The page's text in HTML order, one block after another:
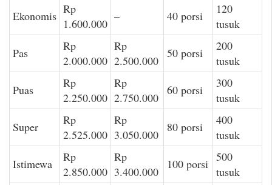
Ekonomis Rp
1.600.000
– 40 porsi
120
tusuk
Pas
Rp
2.000.000
Rp
2.500.000
50 porsi
200
tusuk
Puas
Rp
2.250.000
Rp
2.750.000
60 porsi
300
tusuk
Super
Rp
2.525.000
Rp
3.050.000
80 porsi
400
tusuk
Istimewa
Rp
2.850.000
Rp
3.400.000
100 porsi 500
tusuk